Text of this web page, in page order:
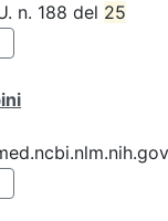
n. 188 del 25